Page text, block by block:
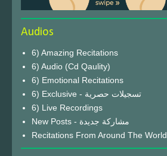
Audios
6) Amazing Recitations
6) Audio (Cd Qaulity)
6) Emotional Recitations
6) Exclusive - تسجيلات حصرية
6) Live Recordings
New Posts - مشاركة جديدة
Recitations From Around The World